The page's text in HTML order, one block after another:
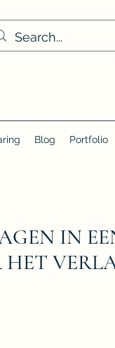
Blog Portfolio
IN
HET